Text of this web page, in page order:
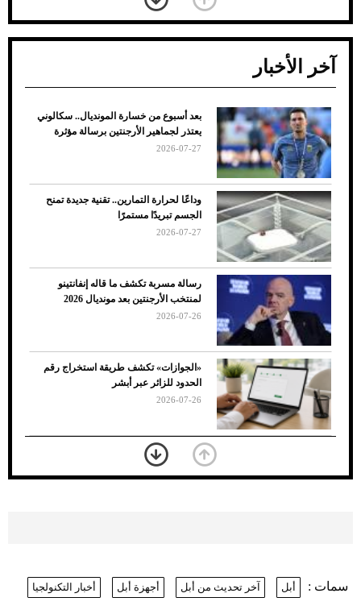
ضعف تبريد مكيف السيارة عند الوقوف.. أشهر
الأسباب والحلول
7 نصائح لاختيار لون البنطلون المناسب للقميص
الأسود
آخر الأخبار
بعد أسبوع من خسارة المونديال.. سكالوني
يعتذر لجماهير الأرجنتين برسالة مؤثرة
2026-07-27
وداعًا لحرارة التمارين.. تقنية جديدة تمنح
الجسم تبريدًا مستمرًا
2026-07-27
رسالة مسربة تكشف ما قاله إنفانتينو
لمنتخب الأرجنتين بعد مونديال 2026
2026-07-26
«الجوازات» تكشف طريقة استخراج رقم
الحدود للزائر عبر أبشر
2026-07-26
بعد 7 أشهر من تعرضه لحادث مروع.. جوشوا
يفوز على برينغا بـ"الضربة القاضية" (فيديو)
سمات : أبل آخر تحديث من أبل أجهزة أبل أخبار التكنولجيا